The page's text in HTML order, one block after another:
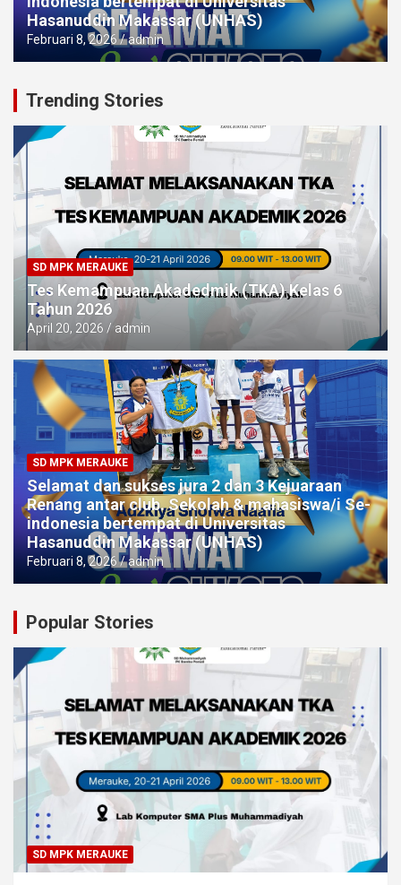
Hasanuddin Makassar (UNHAS)
Februari 8, 2026 admin
Trending Stories
SD MPK MERAUKE
Tes Kemampuan Akadedmik (TKA) Kelas 6
Tahun 2026
April 20, 2026 admin
SD MPK MERAUKE
Selamat dan sukses jura 2 dan 3 Kejuaraan
Renang antar club. Sekolah & mahasiswa/i Se-
indonesia bertempat di Universitas
Hasanuddin Makassar (UNHAS)
Februari 8, 2026 admin
Popular Stories
SD MPK MERAUKE